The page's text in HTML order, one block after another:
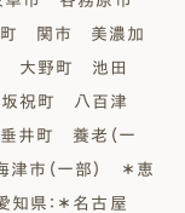
関市 美濃加
大野町 池田
祝町 八百津
町 養老（一
市（一部） ＊恵
県：＊名古屋